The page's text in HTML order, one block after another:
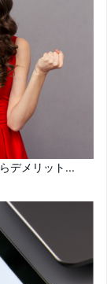
デメリット...